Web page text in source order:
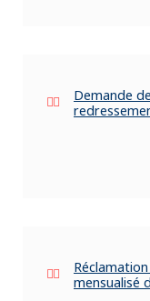
Demande
mensualisé